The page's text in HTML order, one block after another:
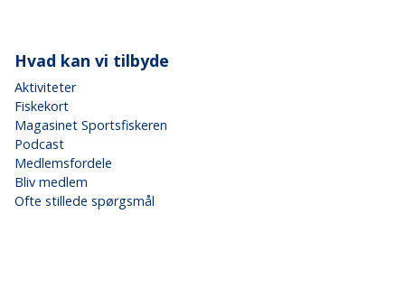
Hvad kan vi tilbyde
Aktiviteter
Fiskekort
Magasinet Sportsfiskeren
Podcast
Medlemsfordele
Bliv medlem
Ofte stillede spørgsmål